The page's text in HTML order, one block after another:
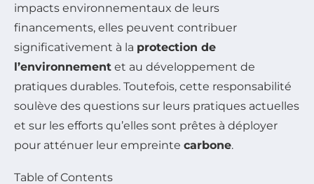
impacts environnementaux de leurs
financements, elles peuvent contribuer
significativement à la protection de
l’environnement et au développement de
pratiques durables. Toutefois, cette responsabilité
soulève des questions sur leurs pratiques actuelles
et sur les efforts qu’elles sont prêtes à déployer
pour atténuer leur empreinte carbone.
Table of Contents